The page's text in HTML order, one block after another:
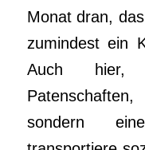
Monat dran,
zumindest ein
Auch hier,
sondern